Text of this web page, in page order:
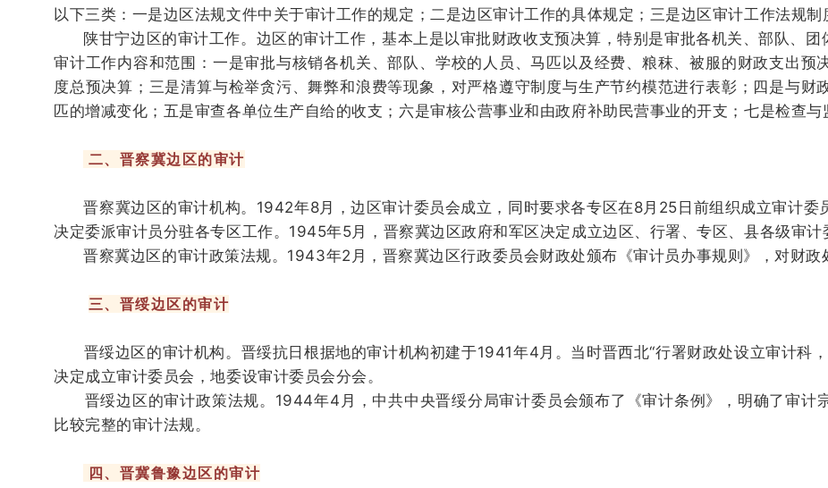
以下三类： 一是边区法规文件中关于审计工作的规定；二是边区审计工作的具体规定； 三是边区审计工作法规制
陕甘宁边区的审计工作。 边区的审计工作，基本上是以审批财政收支预决算，特别是审批各机关、部队、
审计工作内容和范围： 一是审批与核销各机关、部队、学校的人员、马匹以及经费、粮秣、被服的财政支出预
度总预决算； 三是清算与检举贪污、舞弊和浪费等现象，对严格遵守制度与生产节约模范进行表彰； 四是与财
匹的增减变化； 五是审查各单位生产自给的收支； 六是审核公营事业和由政府补助民营事业的开支； 七是检查与
二、晋察冀边区的审计
晋察冀边区的审计机构。1942年8月，边区审计委员会成立，同时要求各专区在8月25日前组织成立审计委
决定委派审计员分驻各专区工作。1945年5月，晋察冀边区政府和军区决定成立边区、行署、专区、县各级审计
晋察冀边区的审计政策法规。 1943年2月，晋察冀边区行政委员会财政处颁布《审计员办事规则》，对财政
三、晋绥边区的审计
晋绥边区的审计机构。晋绥抗日根据地的审计机构初建于1941年4月。当时晋西北“行署财政处设立审计科
决定成立审计委员会，地委设审计委员会分会。
晋绥边区的审计政策法规。 1944年4月，中共中央晋绥分局审计委员会颁布了《审计条例》，明确了审计
比较完整的审计法规。
四、晋冀鲁豫边区的审计